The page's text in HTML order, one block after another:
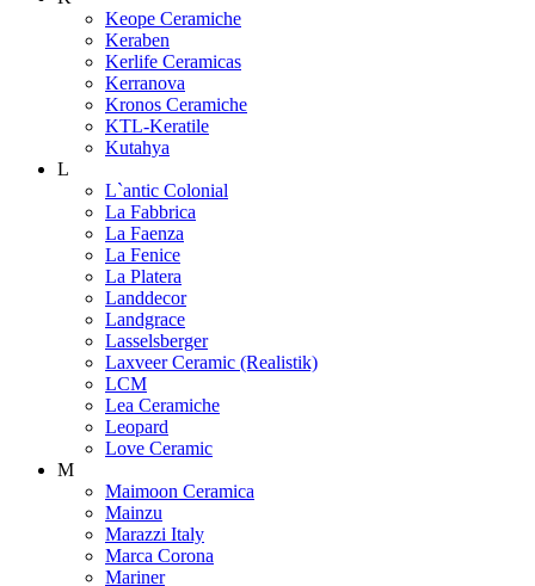
Keope Ceramiche
Keraben
Kerlife Ceramicas
Kerranova
Kronos Ceramiche
KTL-Keratile
Kutahya
L
L`antic Colonial
La Fabbrica
La Faenza
La Fenice
La Platera
Landdecor
Landgrace
Lasselsberger
Laxveer Ceramic (Realistik)
LCM
Lea Ceramiche
Leopard
Love Ceramic
M
Maimoon Ceramica
Mainzu
Marazzi Italy
Marca Corona
Mariner